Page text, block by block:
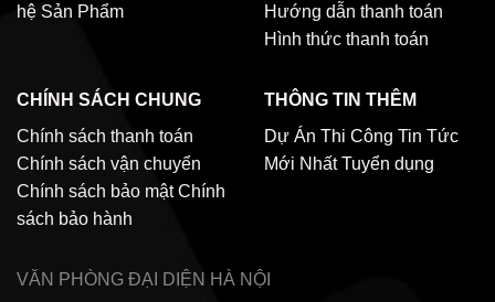
hệ Sản Phẩm
Hướng dẫn thanh toán
Hình thức thanh toán
CHÍNH SÁCH CHUNG
Chính sách thanh toán
Chính sách vận chuyển
Chính sách bảo mật Chính
sách bảo hành
THÔNG TIN THÊM
Dự Án Thi Công Tin Tức
Mới Nhất Tuyển dụng
VĂN PHÒNG ĐẠI DIỆN HÀ NỘI